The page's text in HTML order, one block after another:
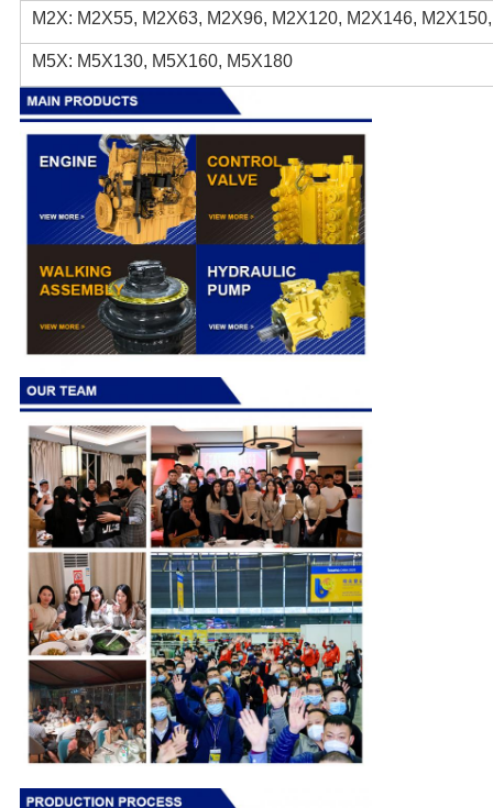
M2X: M2X55, M2X63, M2X96, M2X120, M2X146,
M5X: M5X130, M5X160, M5X180